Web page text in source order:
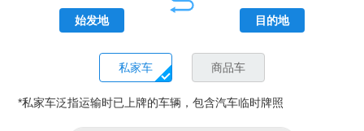
始发地 目的地
私家车 商品车
*私家车泛指运输时已上牌的车辆，包含汽车临时牌照